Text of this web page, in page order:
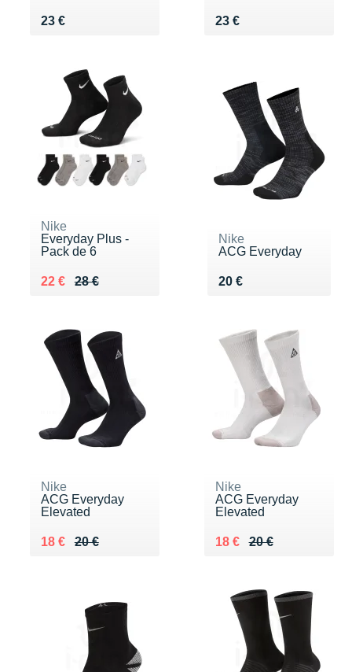
23 €
Vendu 23 € 23 €
Vendu 23 €
Nike
Everyday Plus -
Pack de 6
28 €
Au lieu de 28 €
22 €
Vendu 22 €
Nike
ACG Everyday
20 €
Vendu 20 €
Nike
ACG Everyday
Elevated
20 €
Au lieu de 20 €
18 €
Vendu 18 €
Nike
ACG Everyday
Elevated
20 €
Au lieu de 20 €
18 €
Vendu 18 €